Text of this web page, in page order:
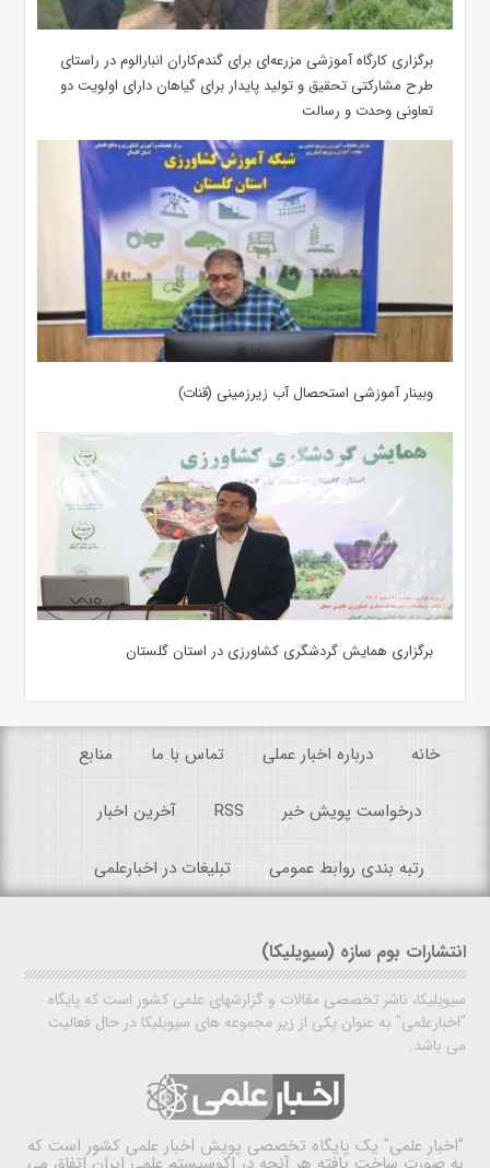
برگزاری کارگاه آموزشی مزرعه‌ای برای گندم‌کاران انبارالوم در راستای
طرح مشارکتی تحقیق و تولید پایدار برای گیاهان دارای اولویت دو
تعاونی وحدت و رسالت
وبینار آموزشی استحصال آب زیرزمینی (قنات)
برگزاری همایش گردشگری کشاورزی در استان گلستان
خانه درباره اخبار عملی تماس با ما منابع
درخواست پویش خبر RSS آخرین اخبار
رتبه بندی روابط عمومی تبلیغات در اخبارعلمی
انتشارات بوم سازه (سیویلیکا)
سیویلیکا، ناشر تخصصی مقالات و گزارشهای علمی کشور است که پایگاه
"اخبارعلمی" به عنوان یکی از زیر مجموعه های سیویلیکا در حال فعالیت
می باشد.
"اخبار علمی" یک پایگاه تخصصی پویش اخبار علمی کشور است که